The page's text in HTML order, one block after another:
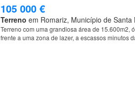
105 000 €
Terreno em Romariz, Município de
Terreno com uma grandiosa área de 15.600m2,
frente a uma zona de lazer, a escassos minutos